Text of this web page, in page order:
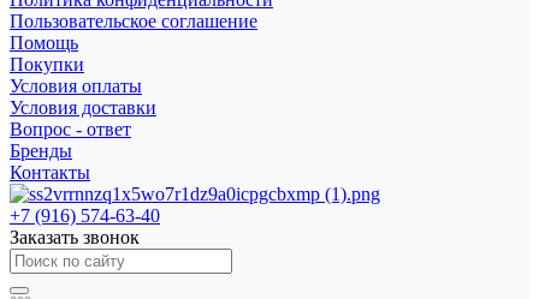
Пользовательское соглашение
Помощь
Покупки
Условия оплаты
Условия доставки
Вопрос - ответ
Бренды
Контакты
+7 (916) 574-63-40
Заказать звонок